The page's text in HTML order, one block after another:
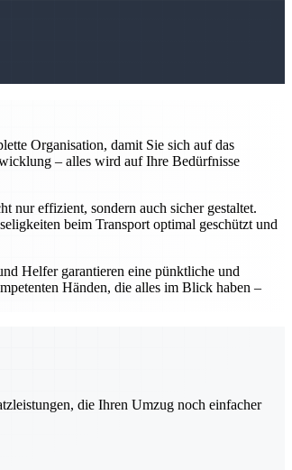
Organisation, damit Sie sich auf das
– alles wird auf Ihre Bedürfnisse
nur effizient, sondern auch sicher gestaltet.
beim Transport optimal geschützt und
Helfer garantieren eine pünktliche und
Händen, die alles im Blick haben –
die Ihren Umzug noch einfacher